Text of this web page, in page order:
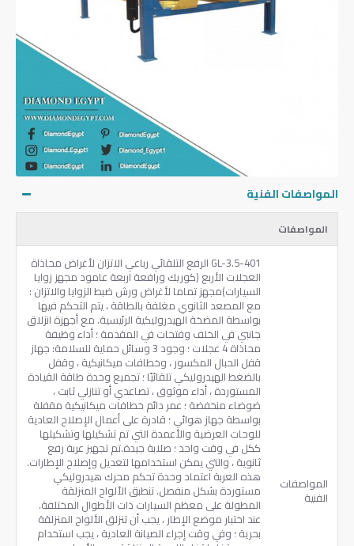
المواصفات الفنية
المواصفات
المواصفات
الفنية
GL-3.5-401 الرفع التلقائي رباعي الاتزان لأغراض محاذاة
العجلات الأربع (كوريك ورافعة اربعة عامود مجهز زوايا
السيارات)مجهز تماما لأغراض ورش ضبط الزوايا والاتزان :
مع المصعد الثانوي مغلفة بالطاقة ، يتم التحكم فيها
بواسطة المضخة الهيدروليكية الرئيسية. مع أجهزة انزلاق
جانبي في الخلف وفتحات في المقدمة ؛ أداء وظيفة
محاذاة 4 عجلات ؛ وجود 3 وسائل حماية للسلامة: جهاز
قفل الحبال المكسور ، وخطافات ميكانيكية ، وقفل
بالضغط الهيدروليكي تلقائيًا ؛ تجميع وحدة طاقة القيادة
المستوردة ، أداء موثوق ، تصاعدي أو تنازلي ثابت ،
ضوضاء منخفضة ؛ عمر دائم خطافات ميكانيكية مقفلة
بواسطة جهاز هوائي ؛ قادرة على أعمال الإصلاح العادية
للوحات العرضية والأعمدة التي تم تشكيلها وتشكيلها
ككل في وقت واحد ؛ صلابة جيدة.تم تجهيز عربة رفع
ثانوية ، والتي يمكن استخدامها لتعديل وإصلاح الإطارات.
هذه العربة اعتماد وحدة تحكم محرك هيدروليكي
مستوردة بشكل منفصل. تنطبق الألواح المنزلقة
المطولة على معظم السيارات ذات الأطوال المختلفة.
عند اختبار موضع الإطار ، يجب أن تنزلق الألواح المنزلقة
بحرية ؛ وفي وقت إجراء الصيانة العادية ، يجب استخدام